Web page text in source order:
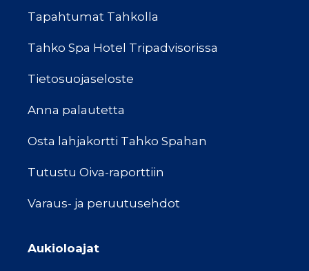
Tapahtumat Tahkolla
Tahko Spa Hotel Tripadvisorissa
Tietosuojaseloste
Anna palautetta
Osta lahjakortti Tahko Spahan
Tutustu Oiva-raporttiin
Varaus- ja peruutusehdot
Aukioloajat